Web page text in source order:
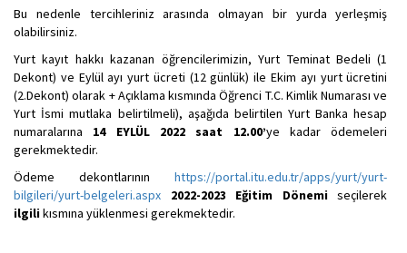
Bu nedenle tercihleriniz arasında olmayan bir yurda yerleşmiş
olabilirsiniz.
Yurt kayıt hakkı kazanan öğrencilerimizin, Yurt Teminat Bedeli (1
Dekont) ve Eylül ayı yurt ücreti (12 günlük) ile Ekim ayı yurt ücretini
(2.Dekont) olarak + Açıklama kısmında Öğrenci T.C. Kimlik Numarası ve
Yurt İsmi mutlaka belirtilmeli), aşağıda belirtilen Yurt Banka hesap
numaralarına 14 EYLÜL 2022 saat 12.00’ye kadar ödemeleri
gerekmektedir.
Ödeme dekontlarınınhttps://portal.itu.edu.tr/apps/yurt/yurt-
bilgileri/yurt-belgeleri.aspx 2022-2023 Eğitim Dönemiseçilerek
ilgilikısmına yüklenmesi gerekmektedir.